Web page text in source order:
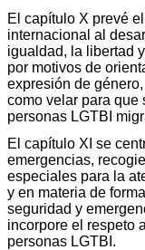
El capítulo X prevé
internacional al
igualdad, la libertad
por motivos de
expresión de
como velar para que
personas LGTBI
El capítulo XI se
emergencias,
especiales para la
y en materia de
seguridad y
incorpore el respeto
personas LGTBI.